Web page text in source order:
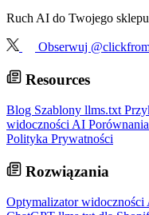
Ruch AI do Twojego
Obserwuj
Resources
Blog Szablony llms.txt
widoczności AI Porównania
Polityka Prywatności
Rozwiązania
Optymalizator widoczności